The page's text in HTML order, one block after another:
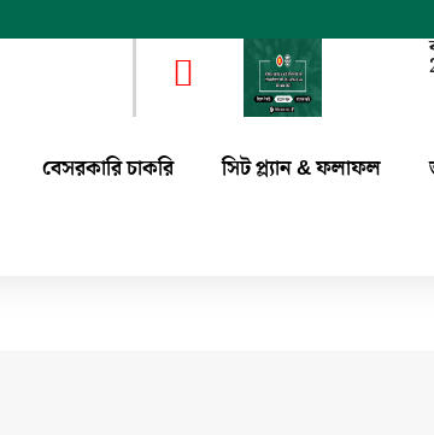
বেসরকারি চাকরি সিট প্ল্যান & ফলাফল